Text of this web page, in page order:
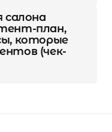
салона
план,
которые
(чек-